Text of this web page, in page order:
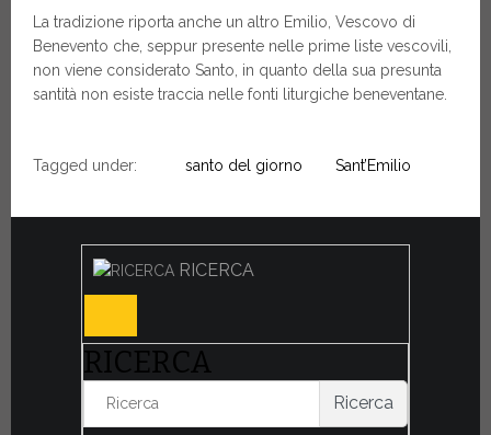
La tradizione riporta anche un altro Emilio, Vescovo di
Benevento che, seppur presente nelle prime liste vescovili,
non viene considerato Santo, in quanto della sua presunta
santità non esiste traccia nelle fonti liturgiche beneventane.
Tagged under: santo del giorno Sant’Emilio
RICERCA
RICERCA
Ricerca